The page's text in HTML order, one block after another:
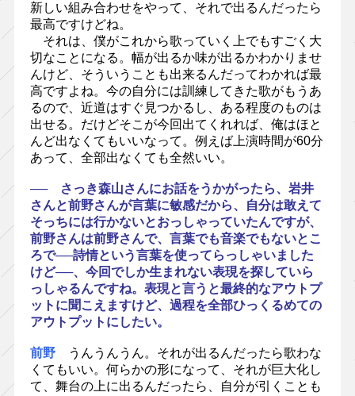
新しい組み合わせをやって、それで出るんだったら
最高ですけどね。
それは、僕がこれから歌っていく上でもすごく大
切なことになる。幅が出るか味が出るかわかりませ
んけど、そういうことも出来るんだってわかれば最
高ですよね。今の自分には訓練してきた歌がもうあ
るので、近道はすぐ見つかるし、ある程度のものは
出せる。だけどそこが今回出てくれれば、俺はほと
んど出なくてもいいなって。例えば上演時間が60分
あって、全部出なくても全然いい。
── さっき森山さんにお話をうかがったら、岩井
さんと前野さんが言葉に敏感だから、自分は敢えて
そっちには行かないとおっしゃっていたんですが、
前野さんは前野さんで、言葉でも音楽でもないとこ
ろで──詩情という言葉を使ってらっしゃいました
けど──、今回でしか生まれない表現を探していら
っしゃるんですね。表現と言うと最終的なアウトプ
ットに聞こえますけど、過程を全部ひっくるめての
アウトプットにしたい。
前野うんうんうん。それが出るんだったら歌わな
くてもいい。何らかの形になって、それが巨大化し
て、舞台の上に出るんだったら、自分が引くことも